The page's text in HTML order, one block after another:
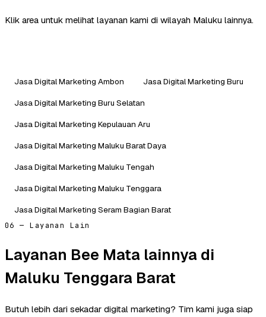
Klik area untuk melihat layanan kami di wilayah Maluku lainnya.
Jasa Digital Marketing Ambon
Jasa Digital Marketing Buru
Jasa Digital Marketing Buru Selatan
Jasa Digital Marketing Kepulauan Aru
Jasa Digital Marketing Maluku Barat Daya
Jasa Digital Marketing Maluku Tengah
Jasa Digital Marketing Maluku Tenggara
Jasa Digital Marketing Seram Bagian Barat
06 — Layanan Lain
Layanan Bee Mata lainnya di
Maluku Tenggara Barat
Butuh lebih dari sekadar digital marketing? Tim kami juga siap